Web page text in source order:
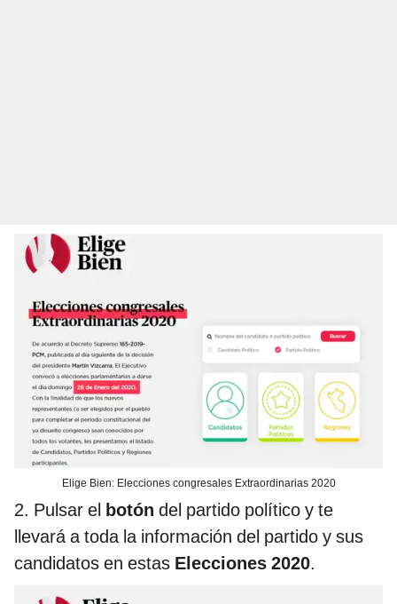
Elige Bien: Elecciones congresales Extraordinarias 2020
2. Pulsar el botón del partido político y te
llevará a toda la información del partido y sus
candidatos en estas Elecciones 2020.